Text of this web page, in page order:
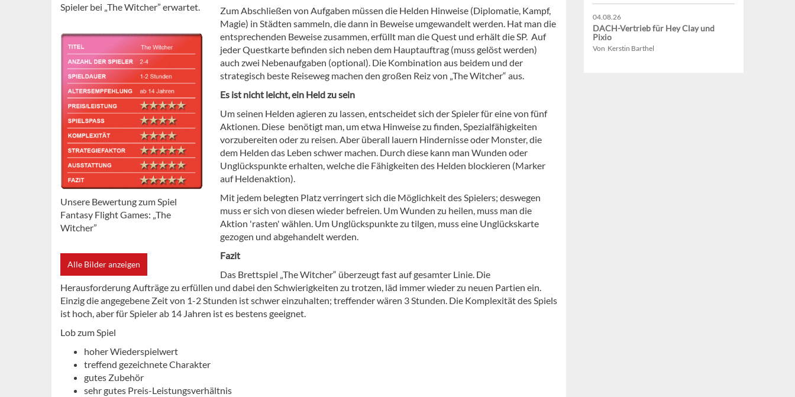
Spieler bei „The Witcher” erwartet.
Unsere Bewertung zum Spiel
Fantasy Flight Games: „The
Witcher”
Alle Bilder anzeigen
Zum Abschließen von Aufgaben müssen die Helden Hinweise (Diplomatie, Kampf,
Magie) in Städten sammeln, die dann in Beweise umgewandelt werden. Hat man die
entsprechenden Beweise zusammen, erfüllt man die Quest und erhält die SP. Auf
jeder Questkarte befinden sich neben dem Hauptauftrag (muss gelöst werden)
auch zwei Nebenaufgaben (optional). Die Kombination aus beidem und der
strategisch beste Reiseweg machen den großen Reiz von „The Witcher“ aus.
Es ist nicht leicht, ein Held zu sein
Um seinen Helden agieren zu lassen, entscheidet sich der Spieler für eine von fünf
Aktionen. Diese benötigt man, um etwa Hinweise zu finden, Spezialfähigkeiten
vorzubereiten oder zu reisen. Aber überall lauern Hindernisse oder Monster, die
dem Helden das Leben schwer machen. Durch diese kann man Wunden oder
Unglückspunkte erhalten, welche die Fähigkeiten des Helden blockieren (Marker
auf Heldenaktion).
Mit jedem belegten Platz verringert sich die Möglichkeit des Spielers; deswegen
muss er sich von diesen wieder befreien. Um Wunden zu heilen, muss man die
Aktion 'rasten' wählen. Um Unglückspunkte zu tilgen, muss eine Unglückskarte
gezogen und abgehandelt werden.
Fazit
Das Brettspiel „The Witcher“ überzeugt fast auf gesamter Linie. Die
Herausforderung Aufträge zu erfüllen und dabei den Schwierigkeiten zu trotzen, läd immer wieder zu neuen Partien ein.
Einzig die angegebene Zeit von 1-2 Stunden ist schwer einzuhalten; treffender wären 3 Stunden. Die Komplexität des Spiels
ist hoch, aber für Spieler ab 14 Jahren ist es bestens geeignet.
Lob zum Spiel
hoher Wiederspielwert
treffend gezeichnete Charakter
gutes Zubehör
sehr gutes Preis-Leistungsverhältnis
04.08.26
DACH-Vertrieb für Hey Clay und
Pixio
Von Kerstin Barthel